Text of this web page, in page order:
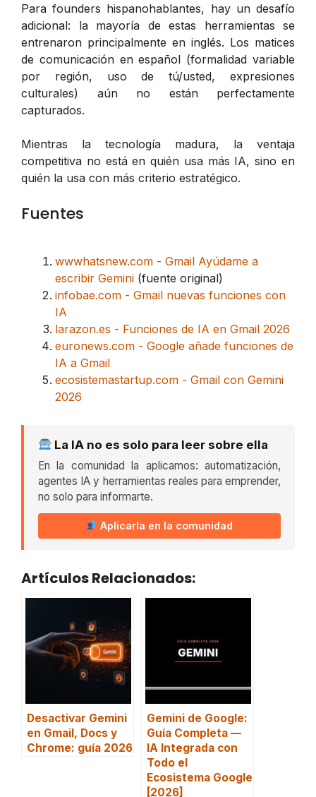
Para founders hispanohablantes, hay un desafío
adicional: la mayoría de estas herramientas se
entrenaron principalmente en inglés. Los matices
de comunicación en español (formalidad variable
por región, uso de tú/usted, expresiones
culturales) aún no están perfectamente
capturados.
Mientras la tecnología madura, la ventaja
competitiva no está en quién usa más IA, sino en
quién la usa con más criterio estratégico.
Fuentes
wwwhatsnew.com - Gmail Ayúdame a
escribir Gemini (fuente original)
infobae.com - Gmail nuevas funciones con
IA
larazon.es - Funciones de IA en Gmail 2026
euronews.com - Google añade funciones de
IA a Gmail
ecosistemastartup.com - Gmail con Gemini
2026
La IA no es solo para leer sobre ella
En la comunidad la aplicamos: automatización,
agentes IA y herramientas reales para emprender,
no solo para informarte.
Aplicarla en la comunidad
Artículos Relacionados:
Desactivar Gemini
en Gmail, Docs y
Chrome: guía 2026
Gemini de Google:
Guía Completa —
IA Integrada con
Todo el
Ecosistema Google
[2026]